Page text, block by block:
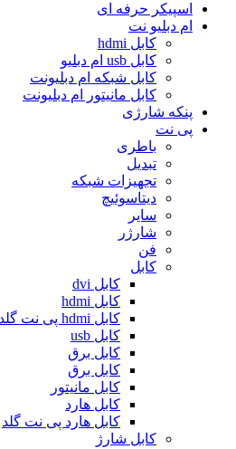
اسپیکر حرفه ای
ام دبلیو نت
کابل hdmi
کابل usb ام دبلیو
کابل شبکه ام دبلیونت
کابل مانیتور ام دبلیونت
پنکه شارژی
پی نت
باطری
تبدیل
تجهیزات شبکه
دیتاسوئیچ
سایر
شارژر
فن
کابل
کابل dvi
کابل hdmi
کابل hdmi پی نت گلد
کابل usb
کابل برق
کابل برق
کابل مانیتور
کابل هارد
کابل هارد پی نت گلد
کابل شارژ